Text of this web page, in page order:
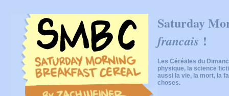
Saturday
francais !
Les Céréales du
physique, la science
aussi la vie, la mort, la
choses.